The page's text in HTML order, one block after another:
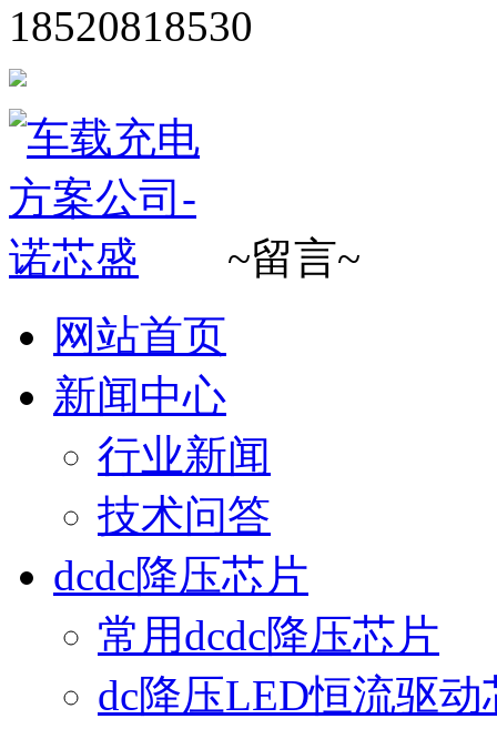
18520818530
~留言~
网站首页
新闻中心
行业新闻
技术问答
dcdc降压芯片
常用dcdc降压芯片
dc降压LED恒流驱动